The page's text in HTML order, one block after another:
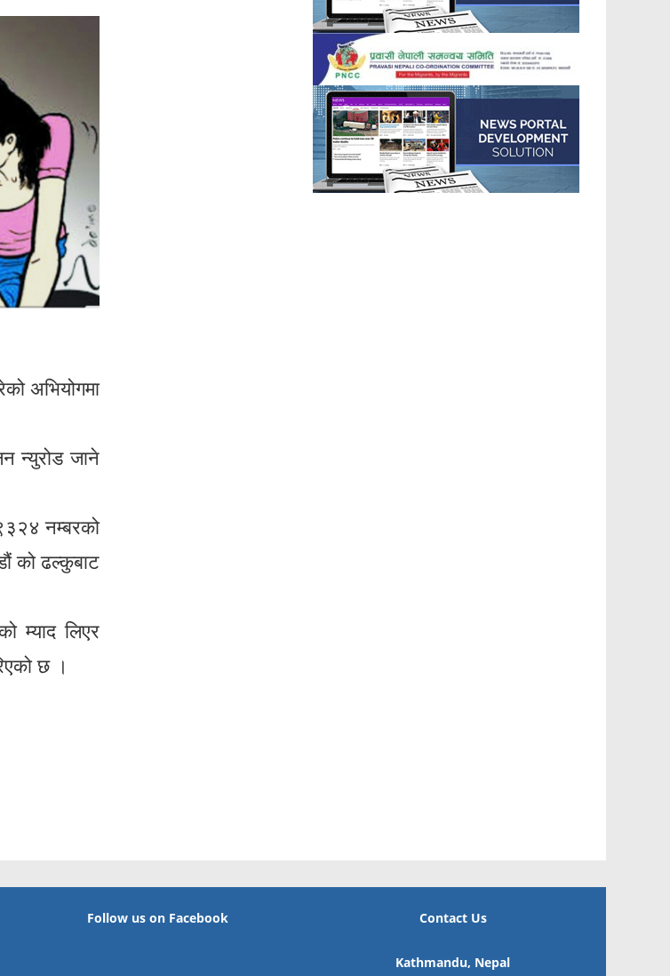
अभियोगमा
न्युरोड जाने
नम्बरको
को ढल्कुबाट
म्याद लिएर
छ ।
Follow us on Facebook Contact Us
Kathmandu, Nepal